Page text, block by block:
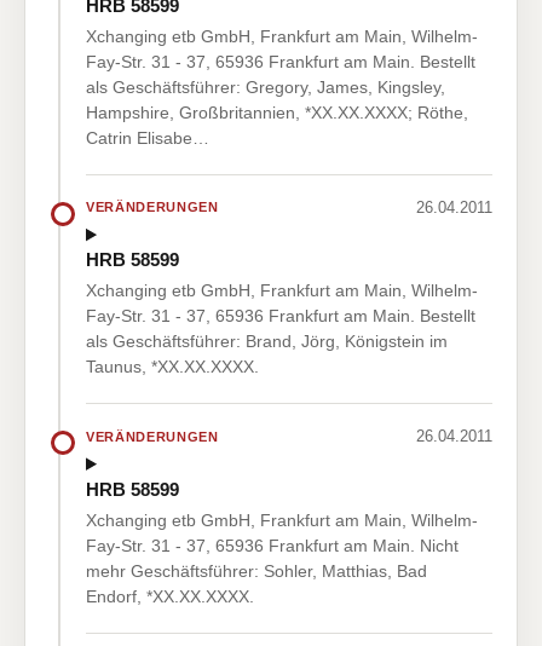
HRB 58599
Xchanging etb GmbH, Frankfurt am Main, Wilhelm-
Fay-Str. 31 - 37, 65936 Frankfurt am Main. Bestellt
als Geschäftsführer: Gregory, James, Kingsley,
Hampshire, Großbritannien, *XX.XX.XXXX; Röthe,
Catrin Elisabe…
VERÄNDERUNGEN 26.04.2011
HRB 58599
Xchanging etb GmbH, Frankfurt am Main, Wilhelm-
Fay-Str. 31 - 37, 65936 Frankfurt am Main. Bestellt
als Geschäftsführer: Brand, Jörg, Königstein im
Taunus, *XX.XX.XXXX.
VERÄNDERUNGEN 26.04.2011
HRB 58599
Xchanging etb GmbH, Frankfurt am Main, Wilhelm-
Fay-Str. 31 - 37, 65936 Frankfurt am Main. Nicht
mehr Geschäftsführer: Sohler, Matthias, Bad
Endorf, *XX.XX.XXXX.